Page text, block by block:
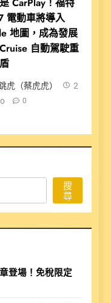
CarPlay！福特
電動車將導入
地圖，成為發展
自動駕駛重
虎（蔡虎虎）
2
0
搜
尋
登場！免稅限定